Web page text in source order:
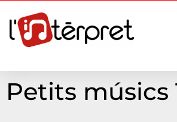
Petits músics